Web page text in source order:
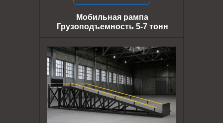
Мобильная рампа
Грузоподъемность 5-7 тонн